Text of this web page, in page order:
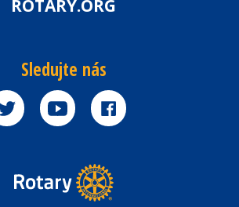
ROTARY.ORG
Sledujte nás